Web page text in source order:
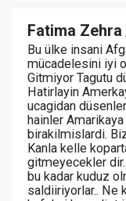
Fatima Zehra
Bu ülke insani
mücadelesini iyi
Gitmiyor Tagutu
Hatirlayin
ucagidan
hainler
birakilmislardi.
Kanla kelle
gitmeyecekler
bu kadar kuduz
saldiiriyorlar.. Ne